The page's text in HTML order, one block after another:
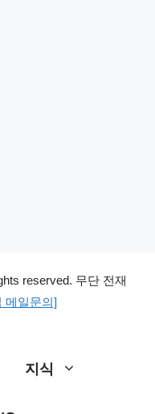
reserved. 무단 전재
메일문의]
지식